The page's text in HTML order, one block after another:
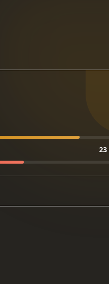
23